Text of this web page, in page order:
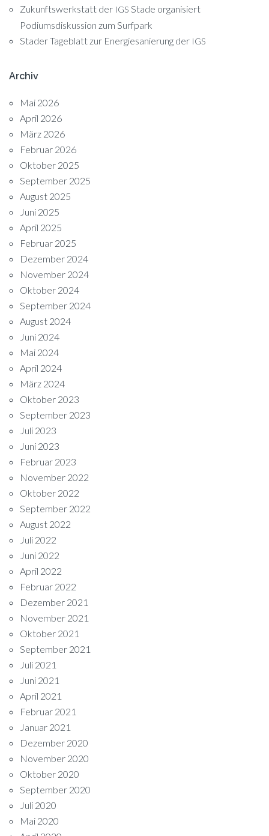
Zukunftswerkstatt der IGS Stade organisiert
Podiumsdiskussion zum Surfpark
Stader Tageblatt zur Energiesanierung der IGS
Archiv
Mai 2026
April 2026
März 2026
Februar 2026
Oktober 2025
September 2025
August 2025
Juni 2025
April 2025
Februar 2025
Dezember 2024
November 2024
Oktober 2024
September 2024
August 2024
Juni 2024
Mai 2024
April 2024
März 2024
Oktober 2023
September 2023
Juli 2023
Juni 2023
Februar 2023
November 2022
Oktober 2022
September 2022
August 2022
Juli 2022
Juni 2022
April 2022
Februar 2022
Dezember 2021
November 2021
Oktober 2021
September 2021
Juli 2021
Juni 2021
April 2021
Februar 2021
Januar 2021
Dezember 2020
November 2020
Oktober 2020
September 2020
Juli 2020
Mai 2020